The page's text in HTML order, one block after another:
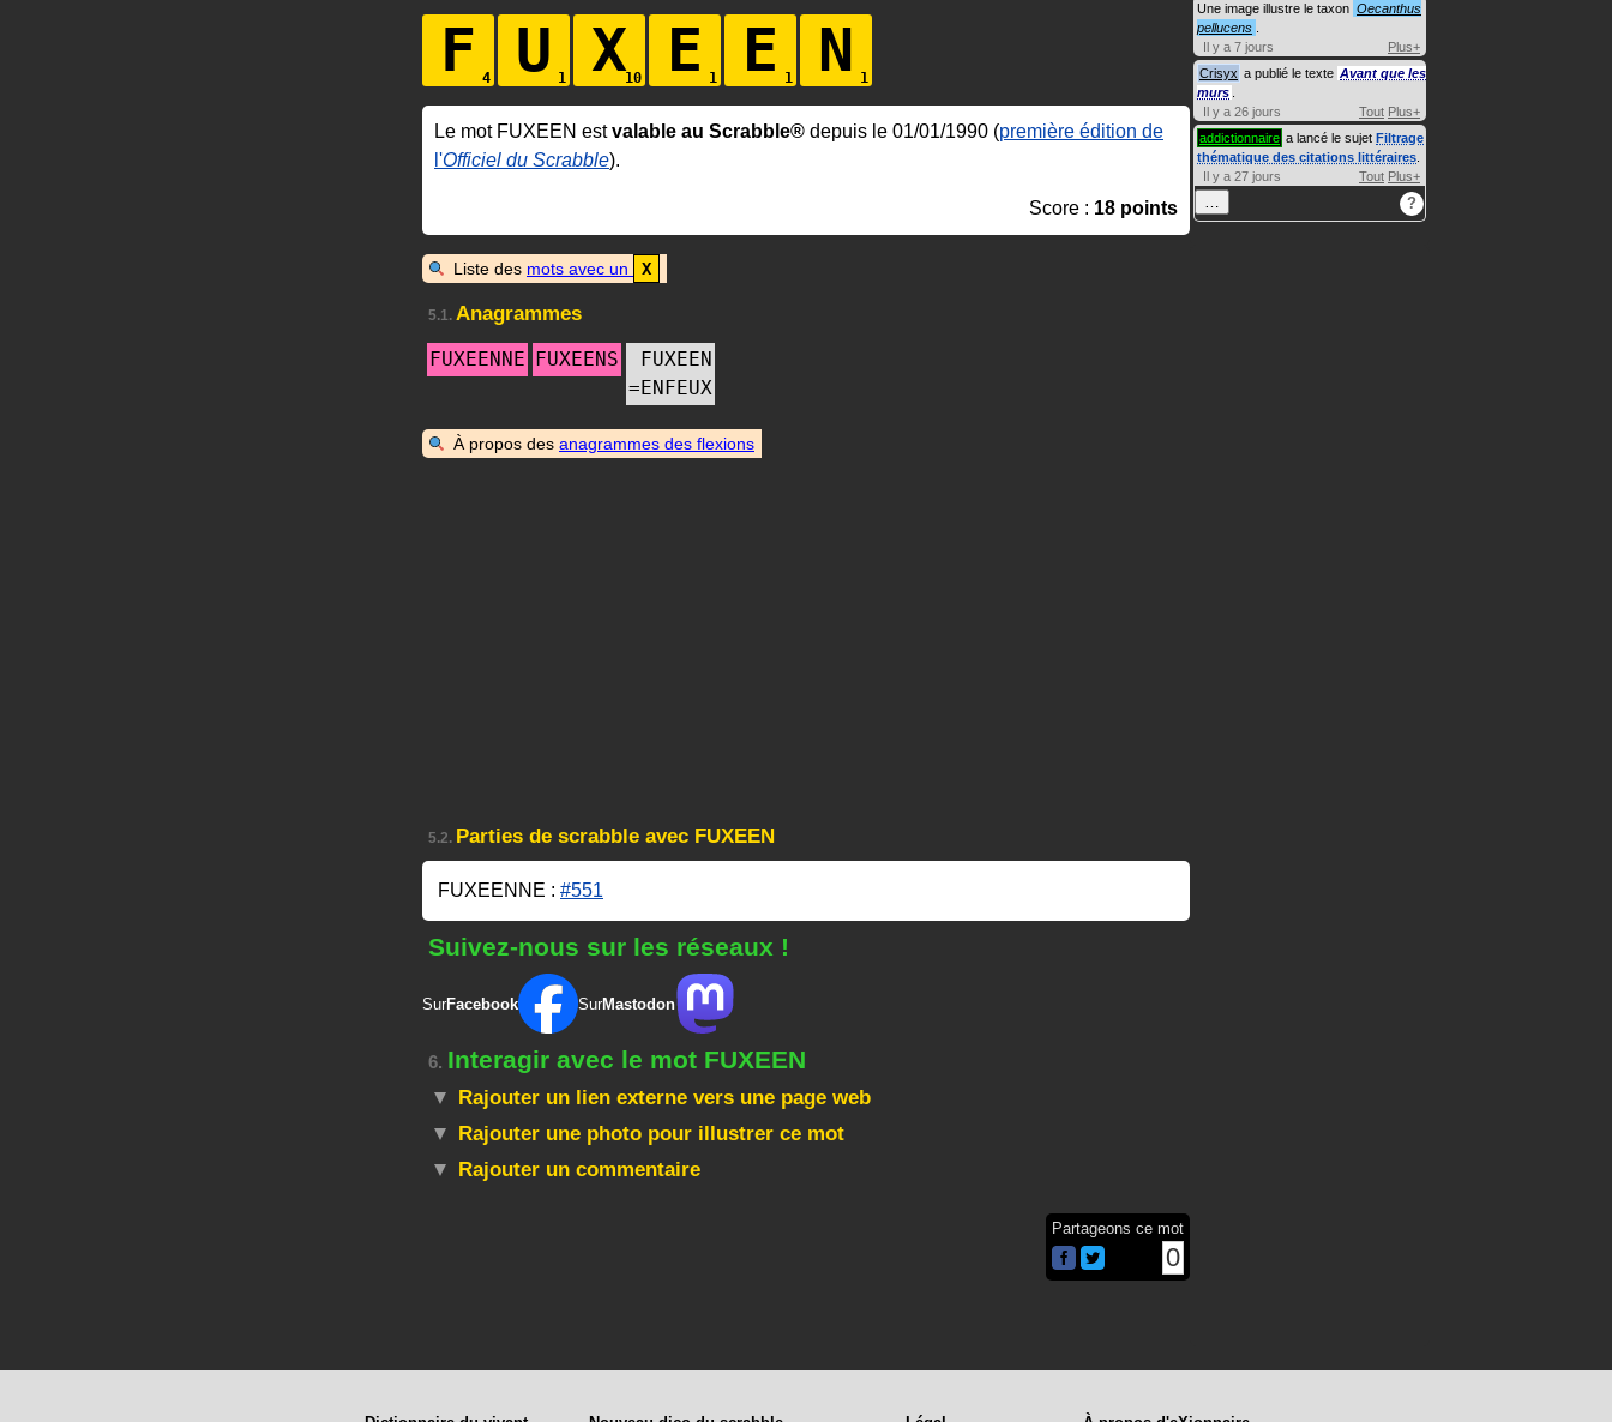
F U X E E N
Le mot FUXEEN estvalable au Scrabble® depuis le 01/01/1990 (première édition de
l'Officiel du Scrabble).
Score : 18 points
Liste des mots avec un X
5.1. Anagrammes
FUXEENNE FUXEENS
FUXEEN
=ENFEUX
À propos des anagrammes des flexions
5.2. Parties de scrabble avec FUXEEN
FUXEENNE : #551
Suivez-nous sur les réseaux !
SurFacebook SurMastodon
6. Interagir avec le mot FUXEEN
Rajouter un lien externe vers une page web
Rajouter une photo pour illustrer ce mot
Rajouter un commentaire
Partageons ce mot
0
Une image illustre le taxon Oecanthus
pellucens
Il y a 7 jours
Plus+
Crisyx a publié le texte Avant que les
murs
Il y a 26 jours
Tout Plus+
addictionnaire a lancé le sujet Filtrage
thématique des citations littéraires
Il y a 27 jours
Tout Plus+
… ?